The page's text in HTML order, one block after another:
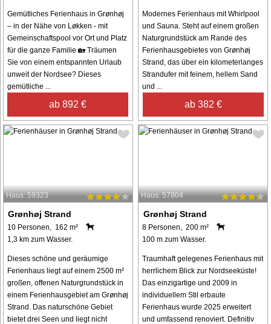
Gemütliches Ferienhaus in Grønhøj
– in der Nähe von Løkken - mit
Gemeinschaftspool vor Ort und Platz
für die ganze Familie 🏡 Träumen
Sie von einem entspannten Urlaub
unweit der Nordsee? Dieses
gemütliche ...
ab 892 €
Modernes Ferienhaus mit Whirlpool
und Sauna. Steht auf einem großen
Naturgrundstück am Rande des
Ferienhausgebietes von Grønhøj
Strand, das über ein kilometerlanges
Strandufer mit feinem, hellem Sand
und ...
ab 382 €
Haus: 59323
Grønhøj Strand
10 Personen, 162 m²
1,3 km zum Wasser.
Dieses schöne und geräumige
Ferienhaus liegt auf einem 2500 m²
großen, offenen Naturgrundstück in
einem Ferienhausgebiet am Grønhøj
Strand. Das naturschöne Gebiet
bietet drei Seen und liegt nicht
Haus: 57804
Grønhøj Strand
8 Personen, 200 m²
100 m zum Wasser.
Traumhaft gelegenes Ferienhaus mit
herrlichem Blick zur Nordseeküste!
Das einzigartige und 2009 in
individuellem Stil erbaute
Ferienhaus wurde 2025 erweitert
und umfassend renoviert. Definitiv